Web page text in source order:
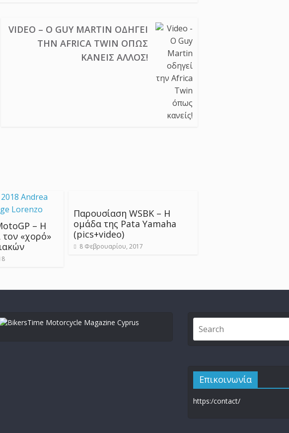
VIDEO – Ο GUY MARTIN ΟΔΗΓΕΊ
ΤΗΝ AFRICA TWIN ΌΠΩΣ
ΚΑΝΕΊΣ ΆΛΛΟΣ!
– Η
τον «χορό»
Παρουσίαση WSBK – Η
ομάδα της Pata Yamaha
(pics+video)
8 Φεβρουαρίου, 2017
Επικοινωνία
https:/contact/